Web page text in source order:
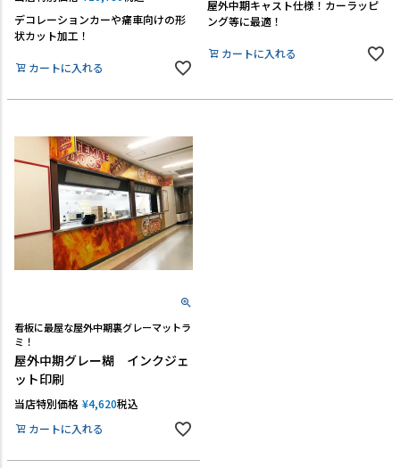
デコレーションカーや痛車向けの形
状カット加工！
カートに入れる
屋外中期キャスト仕様！カーラッピ
ング等に最適！
カートに入れる
看板に最屋な屋外中期裏グレーマットラ
ミ！
屋外中期グレー糊 インクジェ
ット印刷
当店特別価格 ¥4,620税込
カートに入れる